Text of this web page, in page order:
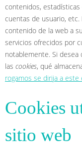
contenidos,
cuentas de usuario, etc.
contenido de la web a
servicios ofrecidos por
notablemente. Si
las cookies, qué
rogamos se dirija a este
Cookies
sitio web